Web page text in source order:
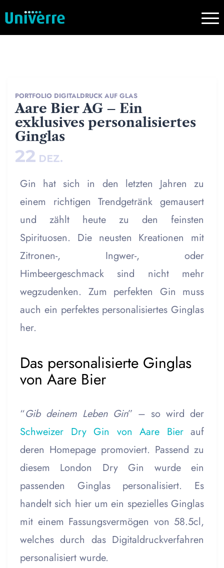
PORTFOLIO DIGITALDRUCK AUF GLAS
Aare Bier AG – Ein
exklusives personalisiertes
Ginglas
22 DEZ.
Gin hat sich in den letzten Jahren zu
einem richtigen Trendgetränk gemausert
und zählt heute zu den feinsten
Spirituosen. Die neusten Kreationen mit
Zitronen-, Ingwer-, oder
Himbeergeschmack sind nicht mehr
wegzudenken. Zum perfekten Gin muss
auch ein perfektes personalisiertes Ginglas
her.
Das personalisierte Ginglas
von Aare Bier
“Gib deinem Leben Gin” – so wird der
Schweizer Dry Gin von Aare Bierauf
deren Homepage promoviert. Passend zu
diesem London Dry Gin wurde ein
passenden Ginglas personalisiert. Es
handelt sich hier um ein spezielles Ginglas
mit einem Fassungsvermögen von 58.5cl,
welches durch das Digitaldruckverfahren
personalisiert wurde.